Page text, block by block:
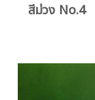
สีม่วง No.4